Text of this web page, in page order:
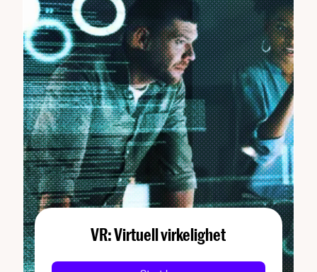
VR: Virtuell virkelighet